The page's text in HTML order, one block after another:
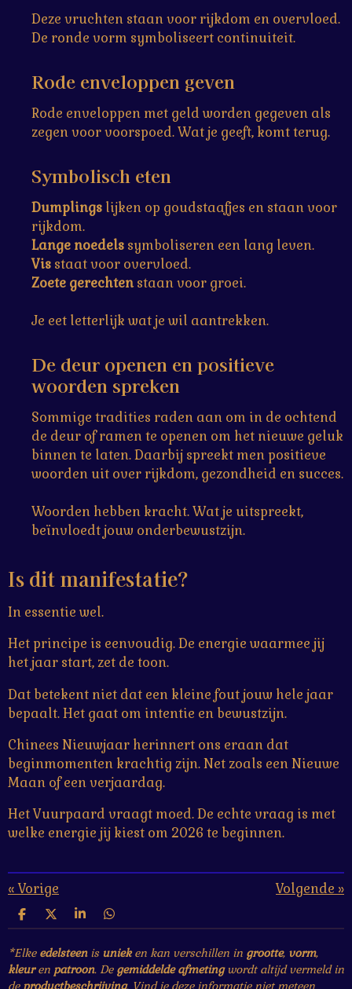
Deze vruchten staan voor rijkdom en overvloed.
De ronde vorm symboliseert continuiteit.
Rode enveloppen geven
Rode enveloppen met geld worden gegeven als
zegen voor voorspoed. Wat je geeft, komt terug.
Symbolisch eten
Dumplings lijken op goudstaafjes en staan voor
rijkdom.
Lange noedels symboliseren een lang leven.
Vis staat voor overvloed.
Zoete gerechtenstaan voor groei.
Je eet letterlijk wat je wil aantrekken.
De deur openen en positieve
woorden spreken
Sommige tradities raden aan om in de ochtend
de deur of ramen te openen om het nieuwe geluk
binnen te laten. Daarbij spreekt men positieve
woorden uit over rijkdom, gezondheid en succes.
Woorden hebben kracht. Wat je uitspreekt,
beïnvloedt jouw onderbewustzijn.
Is dit manifestatie?
In essentie wel.
Het principe is eenvoudig. De energie waarmee jij
het jaar start, zet de toon.
Dat betekent niet dat een kleine fout jouw hele jaar
bepaalt. Het gaat om intentie en bewustzijn.
Chinees Nieuwjaar herinnert ons eraan dat
beginmomenten krachtig zijn. Net zoals een Nieuwe
Maan of een verjaardag.
Het Vuurpaard vraagt moed. De echte vraag is met
welke energie jij kiest om 2026 te beginnen.
«Vorige Volgende »
D
e
l
e
n
D
e
e
l
S
h
r
e
D
e
e
n
*Elke edelsteenis unieken kan verschillen in grootte, vorm,
kleuren patroon. De gemiddelde afmetingwordt altijd vermeld in
de productbeschrijving. Vind je deze informatie niet meteen